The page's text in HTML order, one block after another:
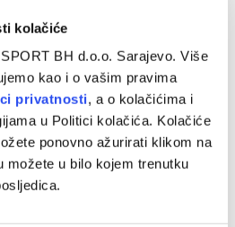
kolačiće
BH d.o.o. Sarajevo. Više
kao i o vašim pravima
privatnosti, a o kolačićima i
u Politici kolačića. Kolačiće
ponovno ažurirati klikom na
možete u bilo kojem trenutku